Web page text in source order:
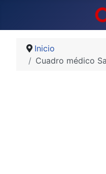
Inicio
Cuadro médico